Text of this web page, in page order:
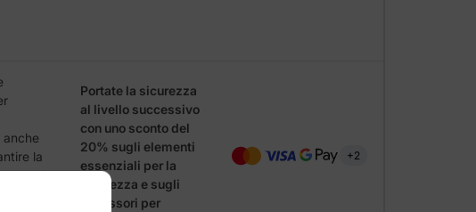
la
la
rischi
Portate la sicurezza
al livello successivo
con uno sconto del
20% sugli elementi
essenziali per la
sicurezza e sugli
accessori per
+2